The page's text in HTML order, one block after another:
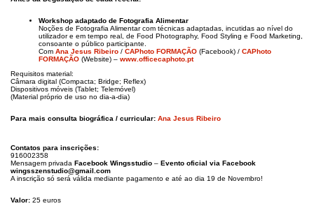
Workshop adaptado de Fotografia Alimentar
Noções de Fotografia Alimentar com técnicas adaptadas, incutidas ao nível do
utilizador e em tempo real, de Food Photography, Food Styling e Food Marketing,
consoante o público participante.
Com Ana Jesus Ribeiro / CAPhoto FORMAÇÃO (Facebook) / CAPhoto
FORMAÇÃO (Website) – www.officecaphoto.pt
Requisitos material:
Câmara digital (Compacta; Bridge; Reflex)
Dispositivos móveis (Tablet; Telemóvel)
(Material próprio de uso no dia-a-dia)
Para mais consulta biográfica / curricular: Ana Jesus Ribeiro
Contatos para inscrições:
916002358
Mensagem privada Facebook Wingsstudio – Evento oficial via Facebook
wingsszenstudio@gmail.com
A inscrição só será válida mediante pagamento e até ao dia 19 de Novembro!
Valor: 25 euros